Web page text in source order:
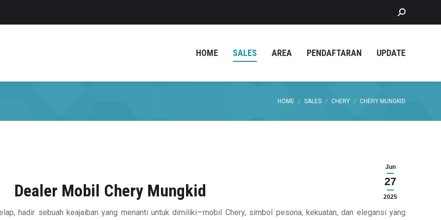
Search:
HOME SALES AREA PENDAFTARAN UPDATE
You are here:
HOME SALES CHERY CHERY MUNGKID
Jun
27
2025
Dealer Mobil Chery Mungkid
hadir sebuah keajaiban yang menanti untuk dimiliki—mobil Chery, simbol pesona, kekuatan, dan elegansi yang